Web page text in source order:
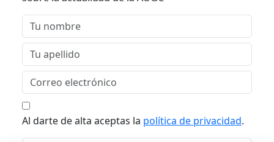
Al darte de alta aceptas la política de privacidad.